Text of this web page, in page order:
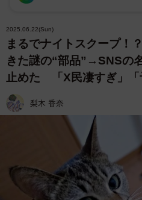
2025.06.22(Sun)
まるでナイトスクープ！
きた謎の“部品”→SNSの
止めた 「X民凄すぎ」「
梨木 香奈